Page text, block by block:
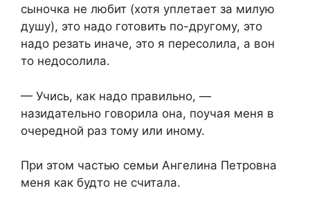
сыночка не любит (хотя уплетает за милую
душу), это надо готовить по-другому, это
надо резать иначе, это я пересолила, а вон
то недосолила.
— Учись, как надо правильно, —
назидательно говорила она, поучая меня в
очередной раз тому или иному.
При этом частью семьи Ангелина Петровна
меня как будто не считала.